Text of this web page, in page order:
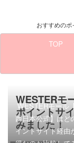
おすすめの
TOP
WESTERモ
ポイントサ
みました！
WESTERモール
西日本公式】はど
イントサイト経由